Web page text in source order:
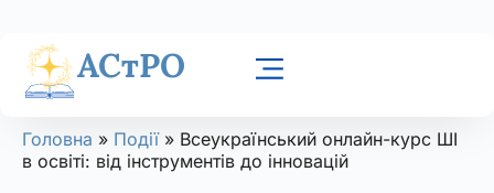
АСтРО
Головна » Події» Всеукраїнський онлайн-курс ШІ
в освіті: від інструментів до інновацій